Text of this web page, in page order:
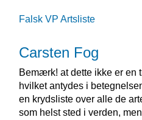
Falsk VP Artsliste
Carsten Fog
Bemærk! at dette ikke er en
hvilket antydes i
en krydsliste over alle de
som helst sted i verden,